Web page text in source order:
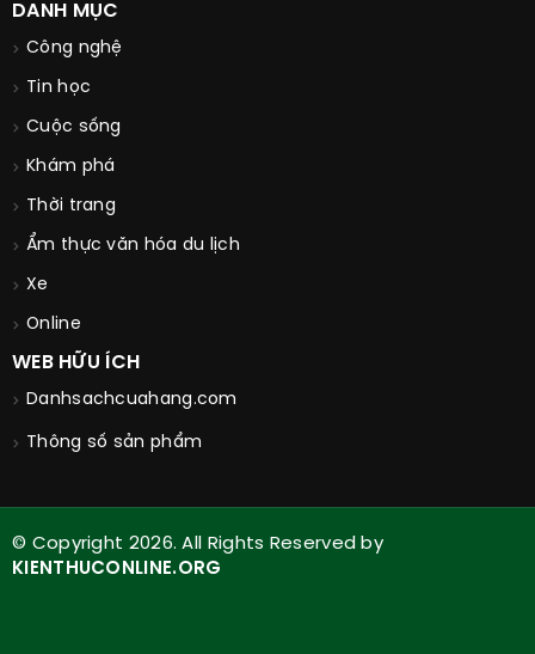
DANH MỤC
Công nghệ
Tin học
Cuộc sống
Khám phá
Thời trang
Ẩm thực văn hóa du lịch
Xe
Online
WEB HỮU ÍCH
Danhsachcuahang.com
Thông số sản phẩm
© Copyright 2026. All Rights Reserved by
KIENTHUCONLINE.ORG